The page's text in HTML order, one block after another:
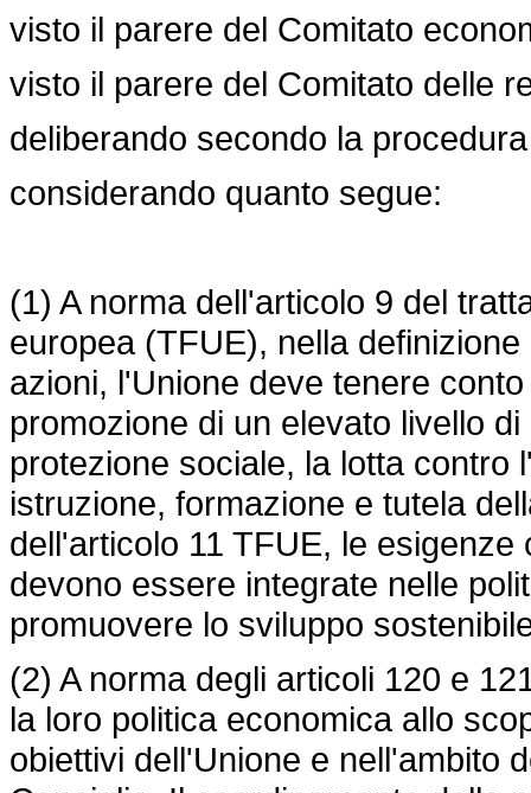
visto il parere del Comitato
visto il parere del Comitato delle
deliberando secondo la
considerando quanto segue:
(1) A norma dell'articolo 9 del
europea (TFUE), nella
azioni, l'Unione deve tenere
promozione di un elevato livello
protezione sociale, la lotta contro
istruzione, formazione e tutela
dell'articolo 11 TFUE, le
devono essere integrate nelle
promuovere lo sviluppo
(2) A norma degli articoli 120 e
la loro politica economica allo
obiettivi dell'Unione e nell'ambito